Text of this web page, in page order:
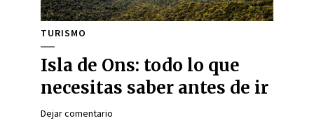
TURISMO
Isla de Ons: todo lo que
necesitas saber antes de ir
Dejar comentario